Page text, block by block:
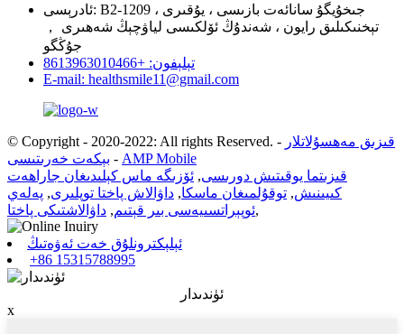
ئادرېسى: B2-1209 ، جىخۇيگۇ سانائەت بازىسى ، يۇقىرى
تېخنىكىلىق رايون ، شەندۇڭ ئۆلكىسى لياۋچېڭ شەھىرى ，
جۇڭگو
تېلېفون: +8613963010466
E-mail: healthsmile11@gmail.com
© Copyright - 2020-2022: All rights Reserved. قىزىق مەھسۇلاتلار -
بېكەت خەرىتىسى - AMP Mobile
قىزىتما يوقىتىش دورىسى, ئۆزىگە ماس كېلىدىغان جاراھەت
كىيىنىش, توقۇلمىغان ماسكا, داۋالاش پاختا توپلىرى, پەلەي
ئوپېراتسىيەسى بىر قېتىم, داۋالاشتىكى پاختا ,
ئېلېكترونلۇق خەت ئەۋەتىڭ
+86 15315788995
ئۈندىدار
x